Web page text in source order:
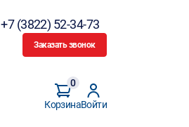
+7 (3822) 52-34-73
Заказать звонок
Корзина
0
Войти